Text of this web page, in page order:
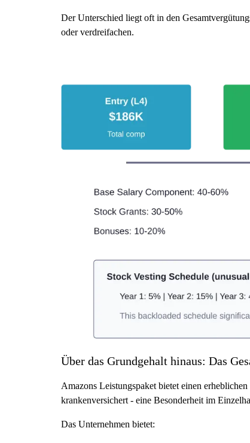
Der Unterschied liegt oft in den
oder verdreifachen.
Über das Grundgehalt hinaus: Das
Amazons Leistungspaket bietet einen
krankenversichert - eine Besonderheit im
Das Unternehmen bietet: